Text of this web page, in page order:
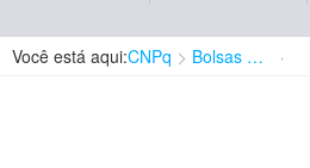
Você está aqui:CNPq Bolsas e Auxílios Vigentes